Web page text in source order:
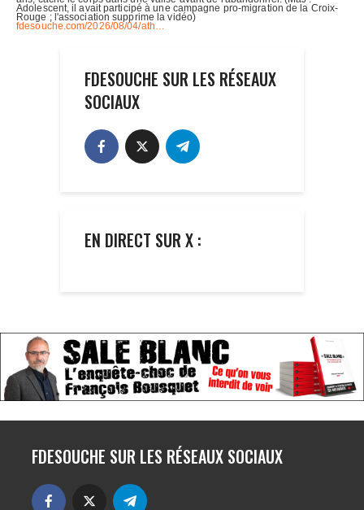
FDESOUCHE SUR LES RÉSEAUX
SOCIAUX
EN DIRECT SUR X :
FDESOUCHE SUR LES RÉSEAUX SOCIAUX